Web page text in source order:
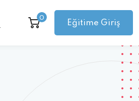
0
Eğitime Giriş